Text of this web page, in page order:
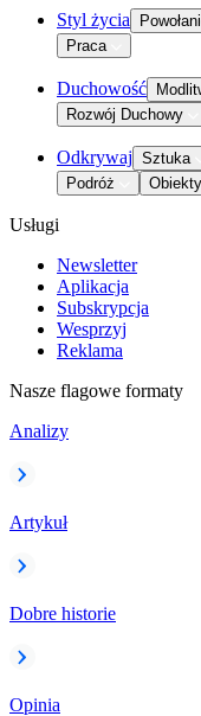
Styl życia
Praca
Duchowość
Rozwój Duchowy
Odkrywaj Sztuka
Podróż
Usługi
Newsletter
Aplikacja
Subskrypcja
Wesprzyj
Reklama
Nasze flagowe formaty
Analizy
Artykuł
Dobre historie
Opinia